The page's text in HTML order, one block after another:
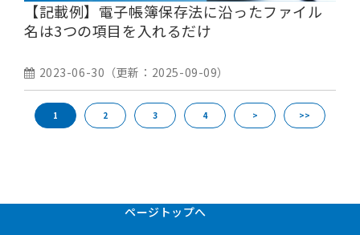
【記載例】電子帳簿保存法に沿ったファイル
名は3つの項目を入れるだけ
2023-06-30 （更新： 2025-09-09）
1 2 3 4 > >>
ページトップへ